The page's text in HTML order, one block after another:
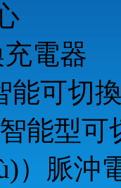
電器
能可切
能型可
）脈沖